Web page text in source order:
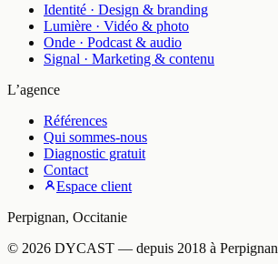
Identité · Design & branding
Lumière · Vidéo & photo
Onde · Podcast & audio
Signal · Marketing & contenu
L’agence
Références
Qui sommes-nous
Diagnostic gratuit
Contact
Espace client
Perpignan, Occitanie
© 2026 DYCAST — depuis 2018 à Perpignan